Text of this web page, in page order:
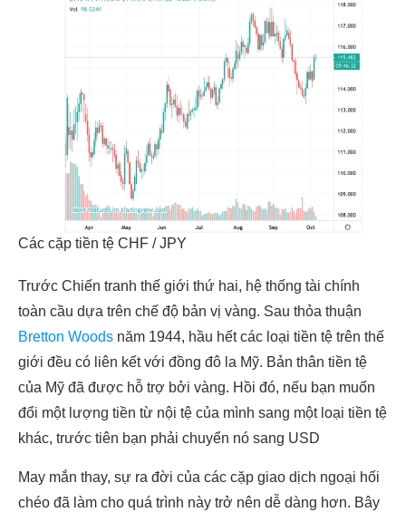
Các cặp tiền tệ CHF / JPY
Trước Chiến tranh thế giới thứ hai, hệ thống tài chính
toàn cầu dựa trên chế độ bản vị vàng. Sau thỏa thuận
Bretton Woods năm 1944, hầu hết các loại tiền tệ trên thế
giới đều có liên kết với đồng đô la Mỹ. Bản thân tiền tệ
của Mỹ đã được hỗ trợ bởi vàng. Hồi đó, nếu bạn muốn
đổi một lượng tiền từ nội tệ của mình sang một loại tiền tệ
khác, trước tiên bạn phải chuyển nó sang USD
May mắn thay, sự ra đời của các cặp giao dịch ngoại hối
chéo đã làm cho quá trình này trở nên dễ dàng hơn. Bây